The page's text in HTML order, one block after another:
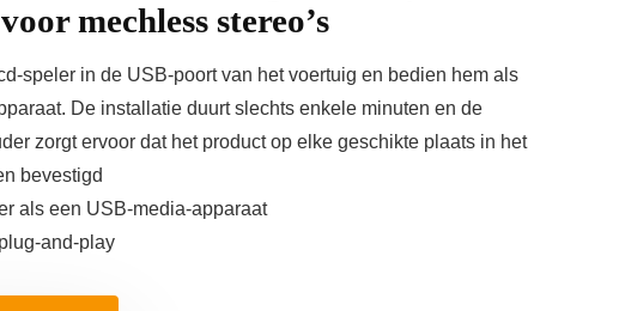
mechless stereo’s
speler in de USB-poort van het voertuig en bedien hem als
De installatie duurt slechts enkele minuten en de
zorgt ervoor dat het product op elke geschikte plaats in het
bevestigd
als een USB-media-apparaat
and-play